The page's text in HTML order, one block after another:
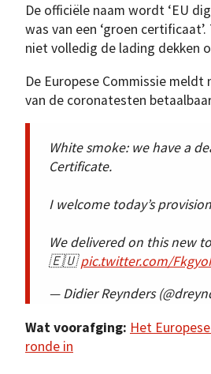
De officiële naam wordt ‘EU
was van een ‘groen
niet volledig de lading dekken
De Europese Commissie
van de coronatesten
White smoke: we have a
Certificate.
I welcome today’s
We delivered on this new
🇪🇺pic.twitter.com/
— Didier Reynders
Wat voorafging: Het
ronde in